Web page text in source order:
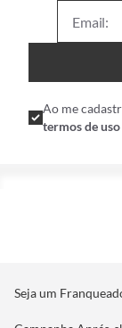
Ao me
termos de
Seja um